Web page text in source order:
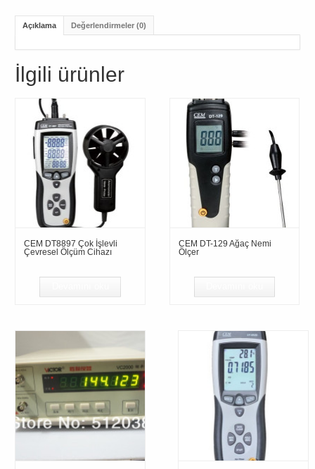
Açıklama Değerlendirmeler (0)
İlgili ürünler
CEM DT8897 Çok İşlevli
Çevresel Ölçüm Cihazı
CEM DT-129 Ağaç Nemi
Ölçer